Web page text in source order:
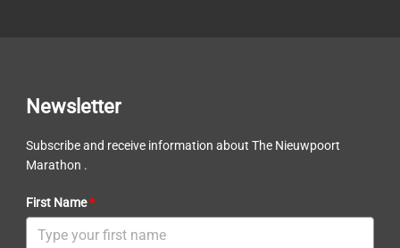
Newsletter
Subscribe and receive information about The Nieuwpoort
Marathon .
First Name*